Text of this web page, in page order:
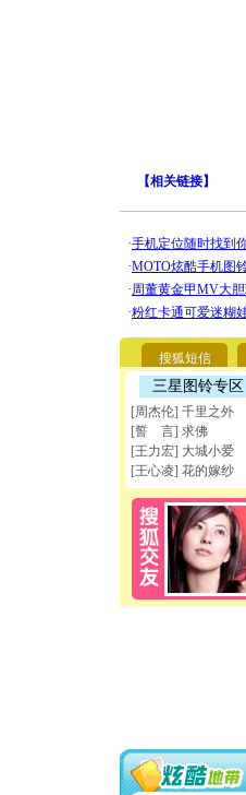
【相关链接】
搜狐短信
三星图铃专区
[周杰伦] 千里之外
[誓 言] 求佛
[王力宏] 大城小爱
[王心凌] 花的嫁纱